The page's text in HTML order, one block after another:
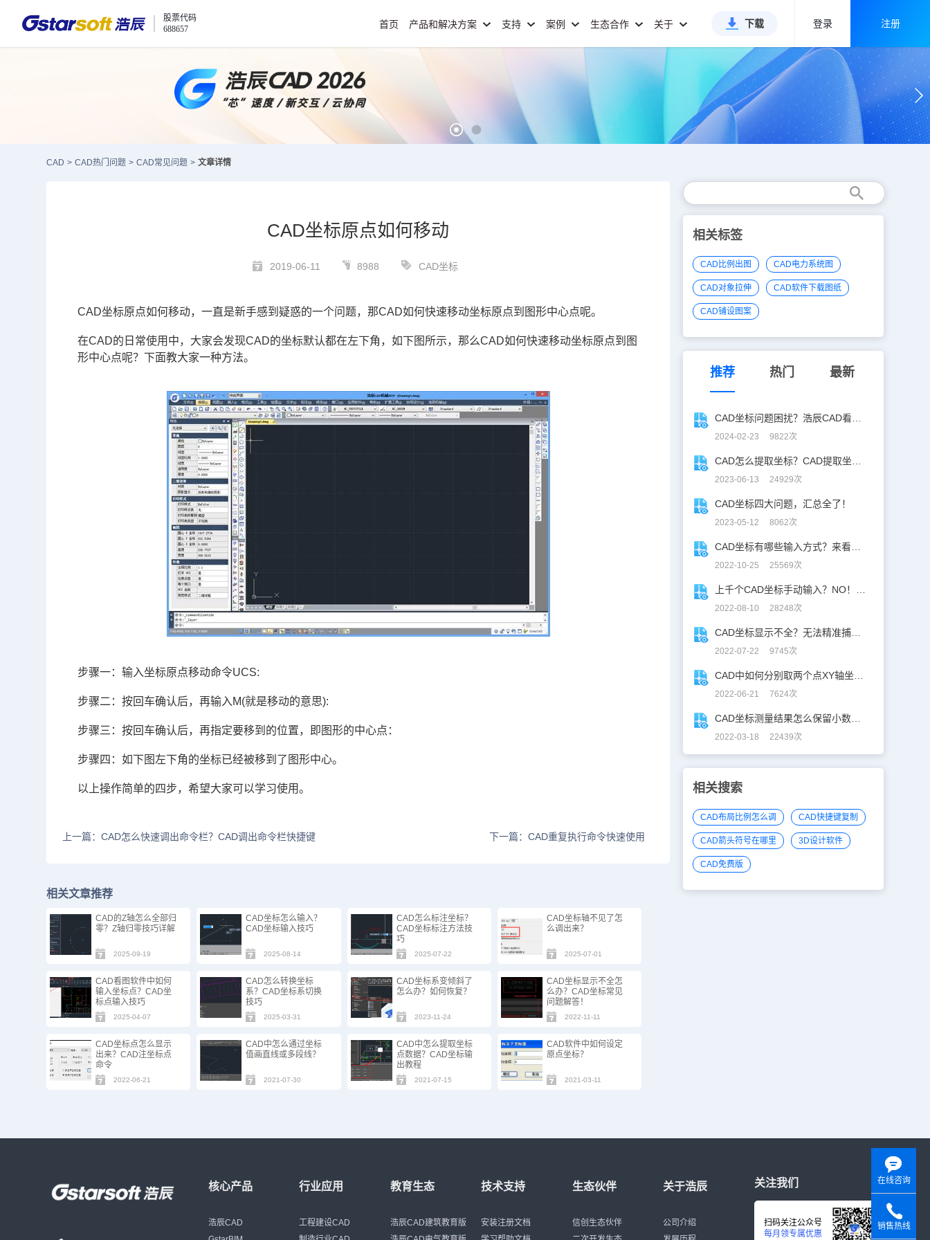
股票代码
688657
首页 产品和解决方案 支持 案例 生态合作 关于 下载 登录 注册
CAD > CAD热门问题 > CAD常见问题 > 文章详情
CAD坐标原点如何移动
2019-06-11 8988 CAD坐标
CAD坐标原点如何移动，一直是新手感到疑惑的一个问题，那CAD如何快速移动坐标原点到图形中心点呢。
在CAD的日常使用中，大家会发现CAD的坐标默认都在左下角，如下图所示，那么CAD如何快速移动坐标原点到图
形中心点呢？下面教大家一种方法。
步骤一：输入坐标原点移动命令UCS:
步骤二：按回车确认后，再输入M(就是移动的意思):
步骤三：按回车确认后，再指定要移到的位置，即图形的中心点：
步骤四：如下图左下角的坐标已经被移到了图形中心。
以上操作简单的四步，希望大家可以学习使用。
上一篇：CAD怎么快速调出命令栏？CAD调出命令栏快捷键 下一篇：CAD重复执行命令快速使用
相关文章推荐
CAD的Z轴怎么全部归
零？Z轴归零技巧详解
2025-09-19
CAD坐标怎么输入？
CAD坐标输入技巧
2025-08-14
CAD怎么标注坐标？
CAD坐标标注方法技
巧
2025-07-22
CAD坐标轴不见了怎
么调出来？
2025-07-01
CAD看图软件中如何
输入坐标点？CAD坐
标点输入技巧
2025-04-07
CAD怎么转换坐标
系？CAD坐标系切换
技巧
2025-03-31
CAD坐标系变倾斜了
怎么办？如何恢复？
2023-11-24
CAD坐标显示不全怎
么办？CAD坐标常见
问题解答！
2022-11-11
CAD坐标点怎么显示
出来？CAD注坐标点
命令
2022-06-21
CAD中怎么通过坐标
值画直线或多段线？
2021-07-30
CAD中怎么提取坐标
点数据？CAD坐标输
出教程
2021-07-15
CAD软件中如何设定
原点坐标？
2021-03-11
相关标签
CAD比例出图 CAD电力系统图
CAD对象拉伸 CAD软件下载图纸
CAD铺设图案
推荐 热门 最新
2024-02-23 9822次
2023-06-13 24929次
CAD坐标四大问题，汇总全了！
2023-05-12 8062次
2022-10-25 25569次
2022-08-10 28248次
2022-07-22 9745次
2022-06-21 7624次
2022-03-18 22439次
相关搜索
CAD布局比例怎么调 CAD快捷键复制
CAD箭头符号在哪里 3D设计软件
CAD免费版
核心产品
浩辰CAD
行业应用
工程建设CAD
教育生态
浩辰CAD建筑教育版
技术支持
安装注册文档
生态伙伴
信创生态伙伴
关于浩辰
公司介绍
关注我们
扫码关注公众号
每月领专属优惠
在线咨询
销售热线